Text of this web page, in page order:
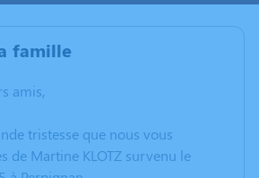
famille
amis,
tristesse que nous vous
de Martine KLOTZ survenu le